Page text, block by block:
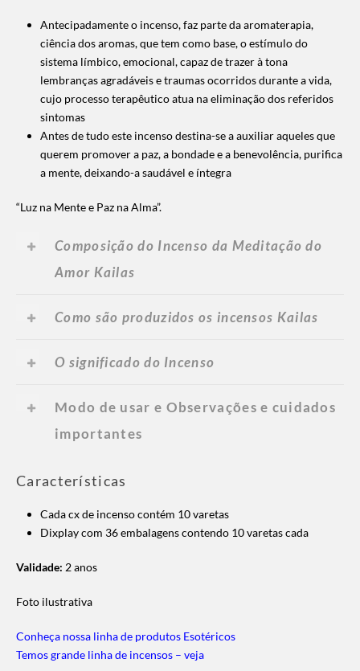
Antecipadamente o incenso, faz parte da aromaterapia,
ciência dos aromas, que tem como base, o estímulo do
sistema límbico, emocional, capaz de trazer à tona
lembranças agradáveis e traumas ocorridos durante a vida,
cujo processo terapêutico atua na eliminação dos referidos
sintomas
Antes de tudo este incenso destina-se a auxiliar aqueles que
querem promover a paz, a bondade e a benevolência, purifica
a mente, deixando-a saudável e íntegra
“Luz na Mente e Paz na Alma”.
Composição do Incenso da Meditação do
Amor Kailas
Como são produzidos os incensos Kailas
O significado do Incenso
Modo de usar e Observações e cuidados
importantes
Características
Cada cx de incenso contém 10 varetas
Dixplay com 36 embalagens contendo 10 varetas cada
Validade: 2 anos
Foto ilustrativa
Conheça nossa linha de produtos Esotéricos
Temos grande linha de incensos – veja